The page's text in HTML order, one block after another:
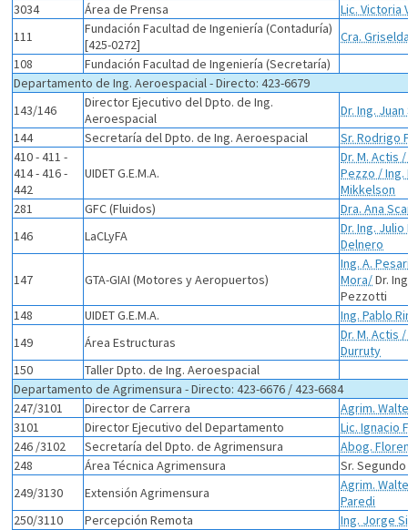
3034
Área de Prensa
Lic. Victoria
111
Fundación Facultad de Ingeniería (Contaduría)
[425-0272]
Cra.
108
Fundación Facultad de Ingeniería (Secretaría)
Departamento de Ing. Aeroespacial - Directo: 423-6679
143/146
Director Ejecutivo del Dpto. de Ing.
Aeroespacial
Dr. Ing.
144
Secretaría del Dpto. de Ing. Aeroespacial
Sr. Rodrigo
410 - 411 -
414 - 416 -
442
UIDET G.E.M.A.
Dr. M. Actis
Pezzo / Ing.
Mikkelson
281
GFC (Fluidos)
Dra. Ana
146
LaCLyFA
Dr. Ing.
Delnero
147 GTA-GIAI (Motores y Aeropuertos)
Ing. A.
Mora/Dr.
Pezzotti
148
UIDET G.E.M.A.
Ing. Pablo
149
Área Estructuras
Dr. M. Actis
Durruty
150
Taller Dpto. de Ing. Aeroespacial
Departamento de Agrimensura - Directo: 423-6676 / 423-6684
247/3101
Director de Carrera
Agrim.
3101
Director Ejecutivo del Departamento
Lic. Ignacio
246 /3102
Secretaría del Dpto. de Agrimensura
Abog.
248
Área Técnica Agrimensura
Sr.
249/3130
Extensión Agrimensura
Agrim.
Paredi
250/3110
Percepción Remota
Ing. Jorge